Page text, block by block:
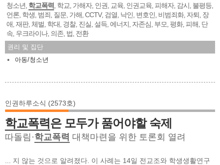
청소년 학교폭력 학교 가해자, 인권 교육 인권교육 피해자, 감시 불평등
언론 학생 범죄 질문 가해 CCTV, 검열 낙인 변호인 비범죄화, 자퇴 장
애 재판, 체벌 학대 경찰, 진실 설득 에너지 자존심 부모 평화, 피해 단
속 우크라이나, 의존 법 전환
권리 및 집단
아동/청소년
인권하루소식 (2573호)
학교폭력은 모두가 품어야할 숙제
따돌림·학교폭력 대책마련을 위한 토론회 열려
... 지 않는 것으로 알려졌다. 이 사례는 14일 전교조와 학생생활연구